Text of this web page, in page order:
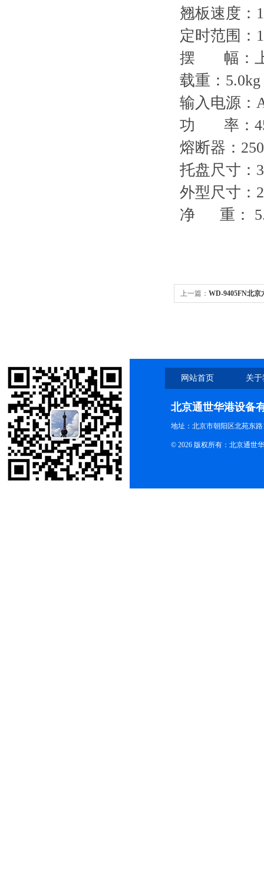
翘板速度：
定时范围：
摆 幅：上
载重：5.0kg
输入电源：
功 率：
熔断器：
托盘尺寸：
外型尺寸：
净 重：
上一篇： WD-9405FN北京
网站首页 关
北京通世华港设备
地址：北京市朝阳区北苑东路
© 2026 版权所有：北京通世